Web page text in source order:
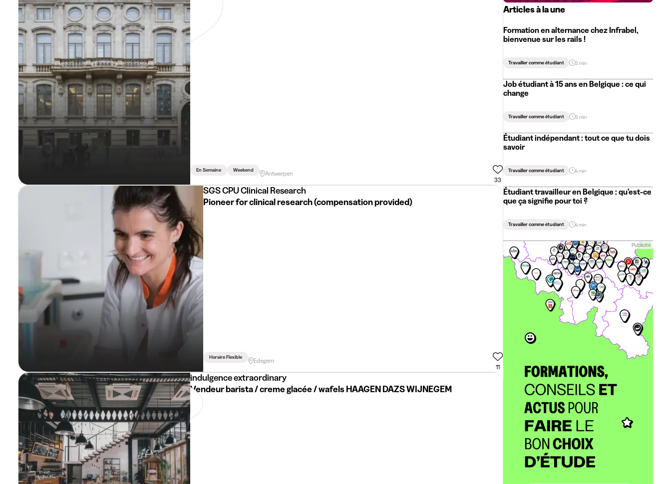
En Semaine Weekend
Antwerpen
33
SGS CPU Clinical Research
Pioneer for clinical research (compensation provided)
Horaire Flexible
Edegem
11
indulgence extraordinary
Vendeur barista / creme glacée / wafels HAAGEN DAZS WIJNEGEM
Articles à la une
Formation en alternance chez Infrabel,
bienvenue sur les rails !
Travailler comme étudiant 3 min
Job étudiant à 15 ans en Belgique : ce qui
change
Travailler comme étudiant 3 min
Étudiant indépendant : tout ce que tu dois
savoir
Travailler comme étudiant 4 min
Étudiant travailleur en Belgique : qu’est-ce
que ça signifie pour toi ?
Travailler comme étudiant 4 min
Publicité